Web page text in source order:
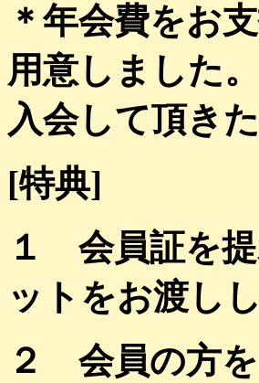
＊年会費をお
用意しました
入会して頂き
[特典]
１ 会員証を
ットをお渡しし
２ 会員の方